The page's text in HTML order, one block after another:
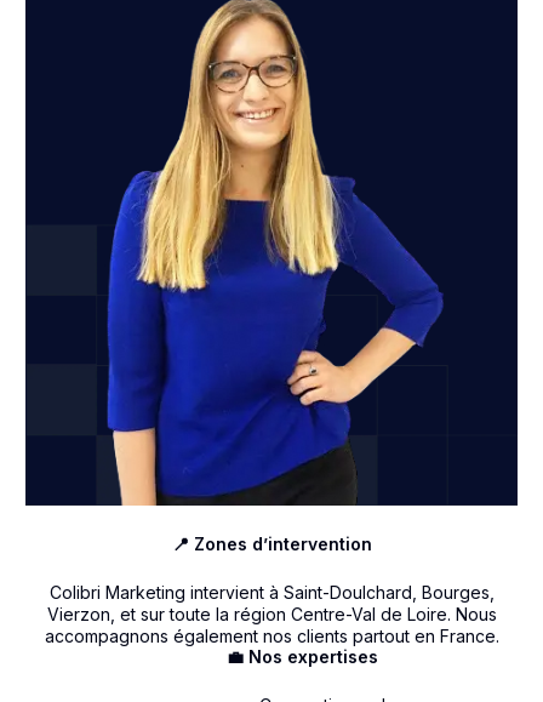
💼 Nos expertises
📍 Zones d’intervention
Colibri Marketing intervient à Saint-Doulchard, Bourges,
Vierzon, et sur toute la région Centre-Val de Loire. Nous
accompagnons également nos clients partout en France.